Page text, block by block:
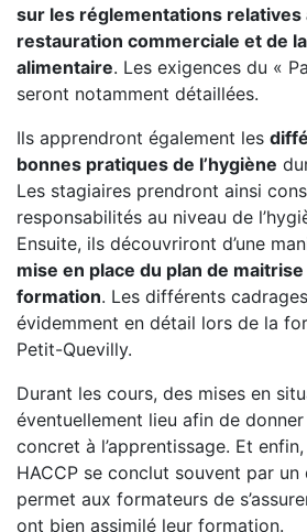
sur les réglementations relatives
restauration commerciale et de
alimentaire. Les exigences du «
seront notamment détaillées.
Ils apprendront également les
bonnes pratiques de l’hygiène
Les stagiaires prendront ainsi
responsabilités au niveau de
Ensuite, ils découvriront d’une
mise en place du plan de
formation. Les différents
évidemment en détail lors de la
Petit-Quevilly.
Durant les cours, des mises en
éventuellement lieu afin de
concret à l’apprentissage. Et
HACCP se conclut souvent par
permet aux formateurs de
ont bien assimilé leur formation.